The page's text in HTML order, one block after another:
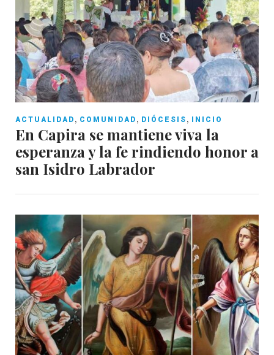
ACTUALIDAD , COMUNIDAD , DIÓCESIS , INICIO
En Capira se mantiene viva la
esperanza y la fe rindiendo honor a
san Isidro Labrador